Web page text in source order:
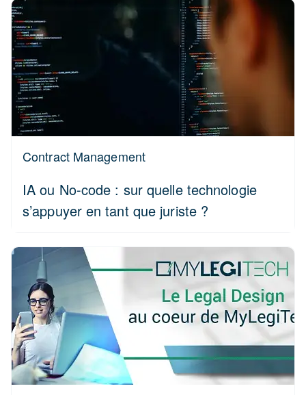
Contract Management
IA ou No-code : sur quelle technologie
s’appuyer en tant que juriste ?